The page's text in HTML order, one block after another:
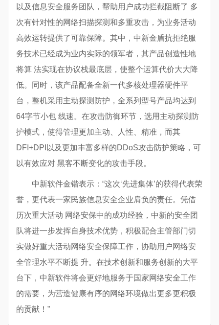
以及信息安全服务团队，帮助用户成功拦截阻断了 多
次有针对性的网络扫描探测和多重攻击，为业务活动
高效运转提供了可靠保障。其中，中新金盾抗拒绝服
务技术已经成为业内实际的领军者，其产品创造性地
将算 法实现在协议栈最底层，使整个运算代价大大降
低。同时，该产品配备全新一代多核处理器硬件平
台，整机采用主动探测防护，全系列型号产品均达到
64字节小包 线速。在攻击防御环节，选用主动探测防
护模式，使得管理更加主动、人性、精准，而其
DFI+DPI以及更加丰富多样的DDoS攻击防护策略，可
以有效应对 黑客不断变化的攻击手段。
中新软件金锴表示：“这次‘先进集体’的获得代表荣
誉，更代表一家民族信息安全企业肩负的责任。凭借
历次重大活动 网络安保中的成功经验，中新的安全团
队将进一步发挥自身技术优势，积极配合主管部门切
实做好重大活动网络安全保障工作，协助用户网络安
全管理水平不断提 升。在技术创新和服务创新的大平
台下，中新软件将会更好地服务于国家网络安全工作
的需要，为营造健康有序的网络环境做出更多更积极
的贡献！”